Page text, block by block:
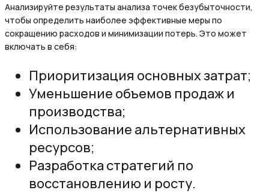
Анализируйте результаты анализа точек безубыточности,
чтобы определить наиболее эффективные меры по
сокращению расходов и минимизации потерь. Это может
включать в себя:
Приоритизация основных затрат;
Уменьшение объемов продаж и
производства;
Использование альтернативных
ресурсов;
Разработка стратегий по
восстановлению и росту.